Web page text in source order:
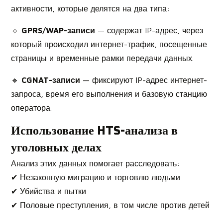
активности, которые делятся на два типа:
🔹 GPRS/WAP-записи — содержат IP-адрес, через
который происходил интернет-трафик, посещенные
страницы и временные рамки передачи данных.
🔹 CGNAT-записи — фиксируют IP-адрес интернет-
запроса, время его выполнения и базовую станцию
оператора.
Использование HTS-анализа в
уголовных делах
Анализ этих данных помогает расследовать:
✔ Незаконную миграцию и торговлю людьми
✔ Убийства и пытки
✔ Половые преступления, в том числе против детей